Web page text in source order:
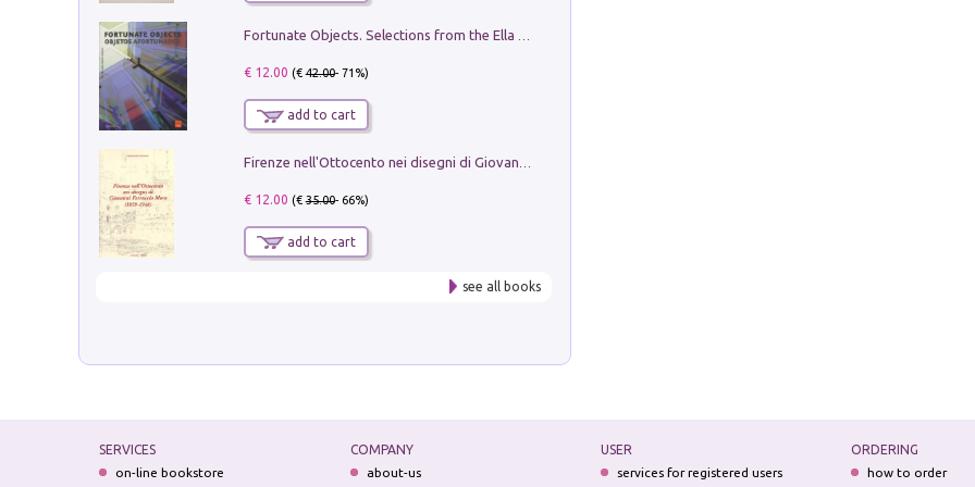
€ 12.00 (€42.00- 71%)
add to cart
€ 12.00 (€35.00- 66%)
add to cart
see all books
SERVICES
on-line bookstore
COMPANY
about-us
USER
services for registered users
ORDERING
how to order